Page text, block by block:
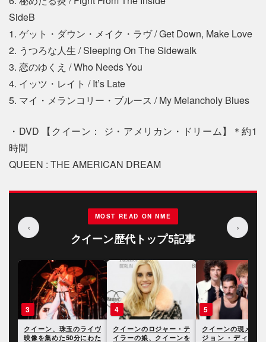
SideB
1. ゲット・ダウン・メイク・ラヴ / Get Down, Make Love
2. うつろな人生 / Sleeping On The Sidewalk
3. 恋のゆくえ / Who Needs You
4. イッツ・レイト / It’s Late
5. マイ・メランコリー・ブルース / My Melancholy Blues
・DVD 【クイーン： ジ・アメリカン・ドリーム】＊約1
時間
QUEEN : THE AMERICAN DREAM
‹
MOST READ ON NME
クイーン歴代トップ5記事
›
3
クイーン、珠玉のライヴ
映像を集めた50分にわた
4
クイーンのロジャー・テ
イラーの娘、クイーンを
5
クイーンの現メン
ジョン・ディーコ